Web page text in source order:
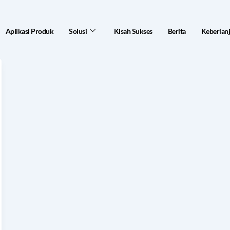
Aplikasi Produk Solusi Kisah Sukses Berita